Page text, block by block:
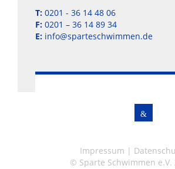
T: 0201 - 36 14 48 06
F: 0201 – 36 14 89 34
E: info@sparteschwimmen.de
Impressum |
© Sparte Schwimmen e.V.